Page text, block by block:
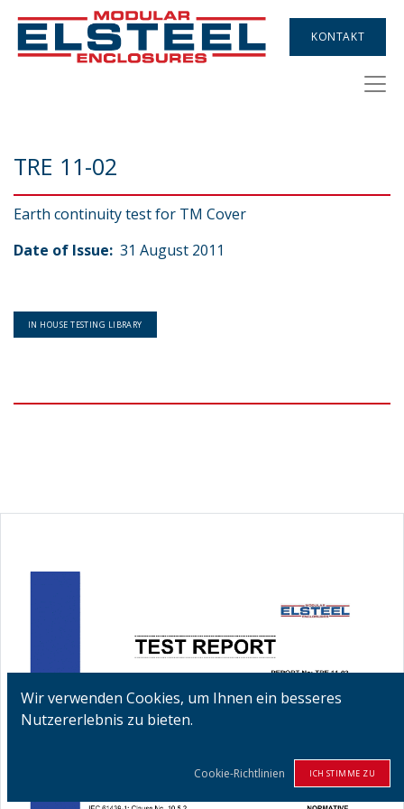
KONTAKT
TRE 11-02
Earth continuity test for TM Cover
Date of Issue: 31 August 2011
IN HOUSE TESTING LIBRARY
Wir verwenden Cookies, um Ihnen ein besseres
Nutzererlebnis zu bieten.
Cookie-Richtlinien ICH STIMME ZU